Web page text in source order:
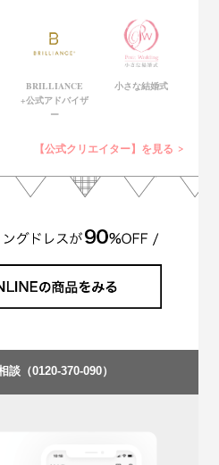
BRILLIANCE
+公式アドバイザ
ー
小さな結婚式
【公式クリエイター】を見る
談（0120-370-090）